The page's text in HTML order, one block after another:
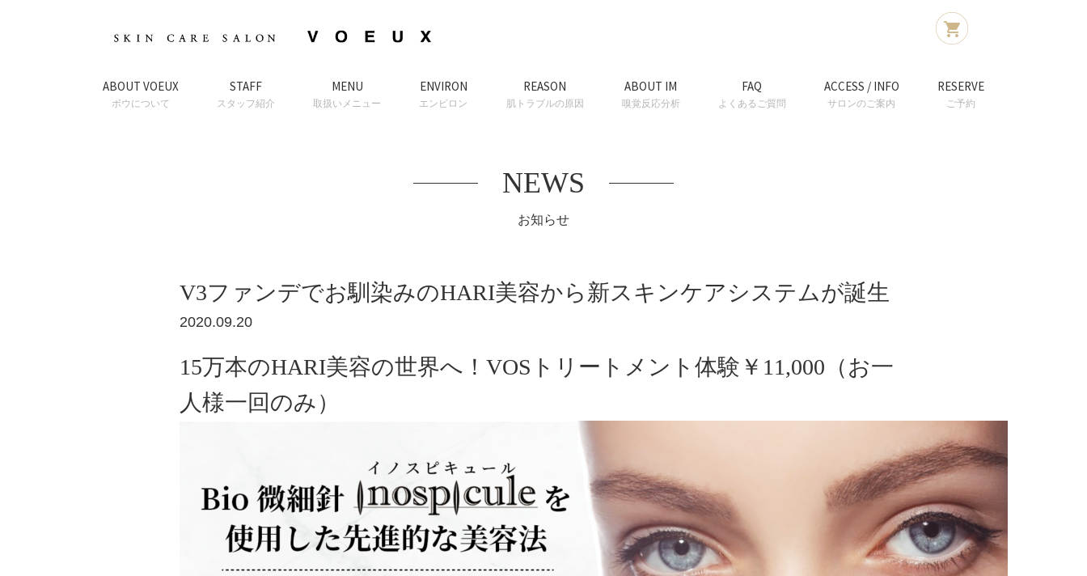
ABOUT VOEUX
ボウについて
STAFF
スタッフ紹介
MENU
取扱いメニュー
ENVIRON
エンビロン
REASON
肌トラブルの原因
ABOUT IM
嗅覚反応分析
FAQ
よくあるご質問
ACCESS / INFO
サロンのご案内
RESERVE
ご予約
NEWS
お知らせ
V3ファンデでお馴染みのHARI美容から新スキンケアシステムが誕生
2020.09.20
15万本のHARI美容の世界へ！VOSトリートメント体験￥11,000（お一
人様一回のみ）